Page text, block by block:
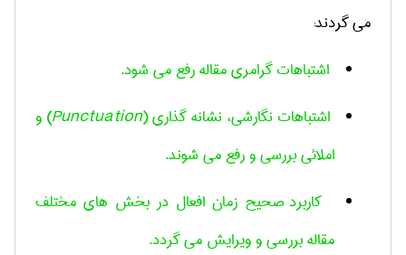
می گردند:
اشتباهات گرامری مقاله رفع می شود.
اشتباهات نگارشی، نشانه گذاری (Punctuation
)و
املائی بررسی و رفع می شوند.
کاربرد صحیح زمان افعال در بخش های مختلف
مقاله بررسی و ویرایش می گردد.